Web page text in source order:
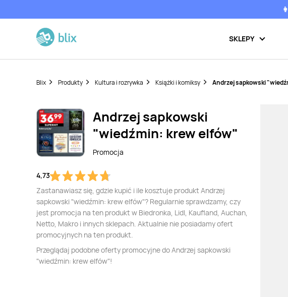
SKLEPY
Blix Produkty Kultura i rozrywka Książki i komiksy Andrzej sapkowski
Andrzej sapkowski
"wiedźmin: krew elfów"
Promocja
4,73
Zastanawiasz się, gdzie kupić i ile kosztuje produkt Andrzej
sapkowski "wiedźmin: krew elfów"? Regularnie sprawdzamy, czy
jest promocja na ten produkt w Biedronka, Lidl, Kaufland, Auchan,
Netto, Makro i innych sklepach. Aktualnie nie posiadamy ofert
promocyjnych na ten produkt.
Przeglądaj podobne oferty promocyjne do Andrzej sapkowski
"wiedźmin: krew elfów"!